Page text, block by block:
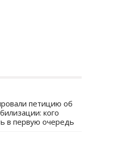
петицию об
кого
в первую очередь